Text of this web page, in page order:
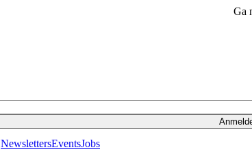
Ga
NewslettersEventsJobs